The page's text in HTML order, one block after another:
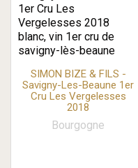
SIMON BIZE & FILS -
Savigny-Les-Beaune 1er
Cru Les Vergelesses
2018
Bourgogne